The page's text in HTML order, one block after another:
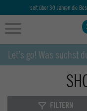
Ab
FILTERN